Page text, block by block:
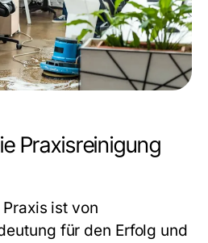
Praxisreinigung
ist von
für den Erfolg und